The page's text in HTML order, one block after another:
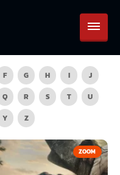
F G H I
J
Q R S T
U
Y Z
ZOOM